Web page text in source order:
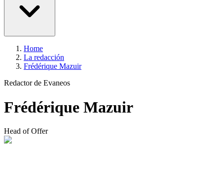
Home
La redacción
Frédérique Mazuir
Redactor de Evaneos
Frédérique Mazuir
Head of Offer